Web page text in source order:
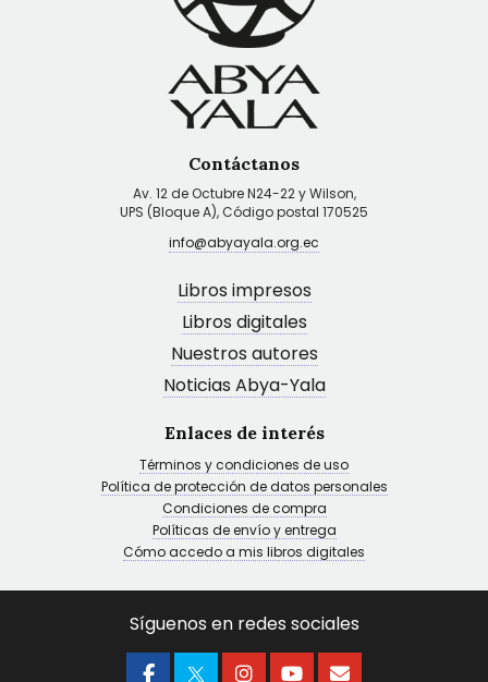
Contáctanos
Av. 12 de Octubre N24-22 y Wilson,
UPS (Bloque A), Código postal 170525
info@abyayala.org.ec
Libros impresos
Libros digitales
Nuestros autores
Noticias Abya-Yala
Enlaces de interés
Términos y condiciones de uso
Política de protección de datos personales
Condiciones de compra
Políticas de envío y entrega
Cómo accedo a mis libros digitales
Síguenos en redes sociales